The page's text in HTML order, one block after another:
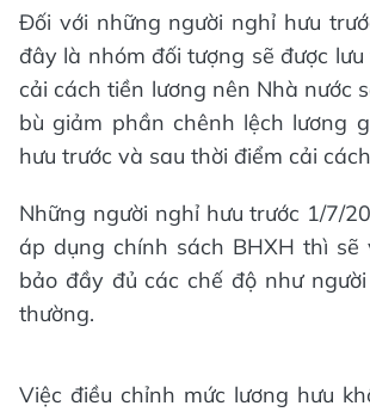
Đối với những người nghỉ hưu
đây là nhóm đối tượng sẽ được
cải cách tiền lương nên Nhà nước
bù giảm phần chênh lệch lương
hưu trước và sau thời điểm cải
Những người nghỉ hưu trước 1/7/
áp dụng chính sách BHXH thì sẽ
bảo đầy đủ các chế độ như
thường.
Việc điều chỉnh mức lương hưu